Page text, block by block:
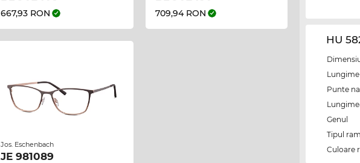
667,93 RON 709,94 RON
Jos. Eschenbach
JE 981089
HU
Punte
Genul
Tipul
Culoare